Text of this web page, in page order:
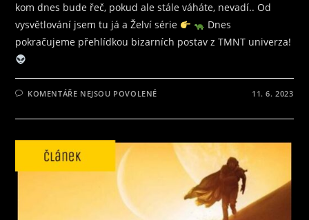
kom dnes bude řeč, pokud ale stále váháte, nevadí.. Od
vysvětlování jsem tu já a Želví série
Dnes
pokračujeme přehlídkou bizarních postav z TMNT univerza!
KOMENTÁŘE NEJSOU POVOLENÉ
NÁZVEM
–
ZNÁME
VŠICHNI
DĚTSTVÍ,
SLEDUJÍ
11. 6. 2023